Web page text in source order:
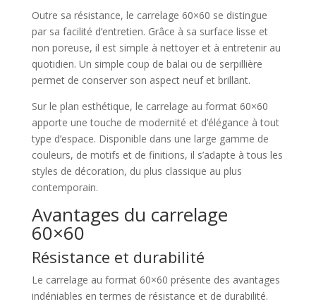
Outre sa résistance, le carrelage 60×60 se distingue
par sa facilité d’entretien. Grâce à sa surface lisse et
non poreuse, il est simple à nettoyer et à entretenir au
quotidien. Un simple coup de balai ou de serpillière
permet de conserver son aspect neuf et brillant.
Sur le plan esthétique, le carrelage au format 60×60
apporte une touche de modernité et d’élégance à tout
type d’espace. Disponible dans une large gamme de
couleurs, de motifs et de finitions, il s’adapte à tous les
styles de décoration, du plus classique au plus
contemporain.
Avantages du carrelage
60×60
Résistance et durabilité
Le carrelage au format 60×60 présente des avantages
indéniables en termes de résistance et de durabilité.